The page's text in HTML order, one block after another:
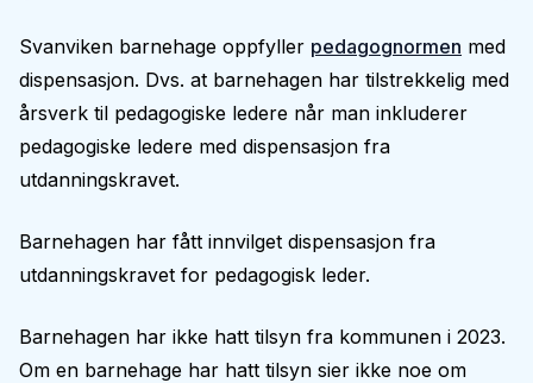
Svanviken barnehage oppfyller pedagognormen med
dispensasjon. Dvs. at barnehagen har tilstrekkelig med
årsverk til pedagogiske ledere når man inkluderer
pedagogiske ledere med dispensasjon fra
utdanningskravet.
Barnehagen har fått innvilget dispensasjon fra
utdanningskravet for pedagogisk leder.
Barnehagen har ikke hatt tilsyn fra kommunen i 2023.
Om en barnehage har hatt tilsyn sier ikke noe om